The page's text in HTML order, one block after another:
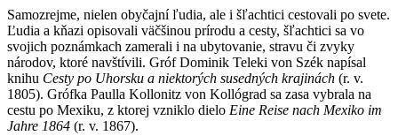
Samozrejme, nielen obyčajní ľudia, ale i šľachtici cestovali po svete.
Ľudia a kňazi opisovali väčšinou prírodu a cesty, šľachtici sa vo
svojich poznámkach zamerali i na ubytovanie, stravu či zvyky
národov, ktoré navštívili. Gróf Dominik Teleki von Szék napísal
knihu Cesty po Uhorsku a niektorých susedných krajinách (r. v.
1805). Grófka Paulla Kollonitz von Kollógrad sa zasa vybrala na
cestu po Mexiku, z ktorej vzniklo dielo Eine Reise nach Mexiko im
Jahre 1864 (r. v. 1867).